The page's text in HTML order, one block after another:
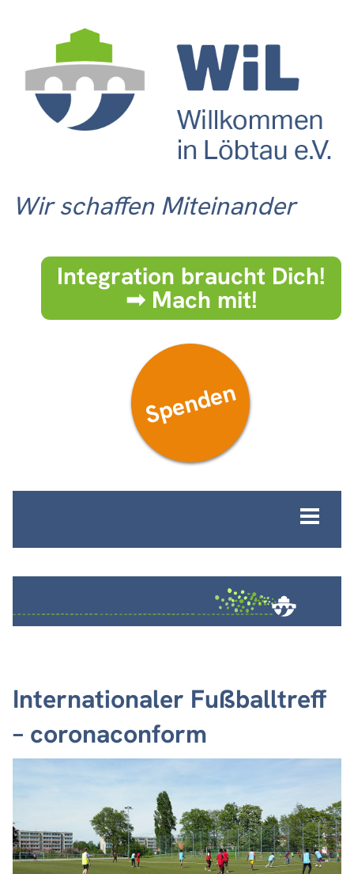
Wir schaffen Miteinander
Integration braucht Dich!
➟ Mach mit!
Spenden
Internationaler Fußballtreff
– coronaconform